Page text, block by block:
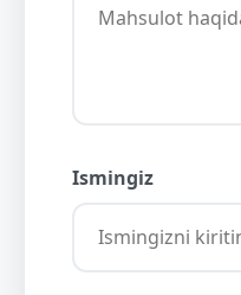
Ismingiz